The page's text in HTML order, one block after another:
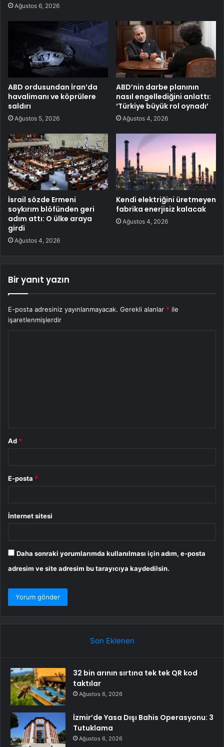
Ağustos 6, 2026
ABD ordusundan İran’da
havalimanı ve köprülere
saldırı
Ağustos 5, 2026
ABD’nin darbe planının
nasıl engellediğini anlattı:
‘Türkiye büyük rol oynadı’
Ağustos 4, 2026
İsrail sözde Ermeni
soykırım blöfünden geri
adım attı: O ülke araya
girdi
Ağustos 4, 2026
Kendi elektriğini üretmeyen
fabrika enerjisiz kalacak
Ağustos 4, 2026
Bir yanıt yazın
E-posta adresiniz yayınlanmayacak. Gerekli alanlar * ile
işaretlenmişlerdir
Ad *
E-posta *
İnternet sitesi
Daha sonraki yorumlarımda kullanılması için adım, e-posta
adresim ve site adresim bu tarayıcıya kaydedilsin.
Son Eklenen
32 bin arının sırtına tek tek QR kod
taktılar
Ağustos 6, 2026
İzmir’de Yasa Dışı Bahis Operasyonu: 3
Tutuklama
Ağustos 6, 2026